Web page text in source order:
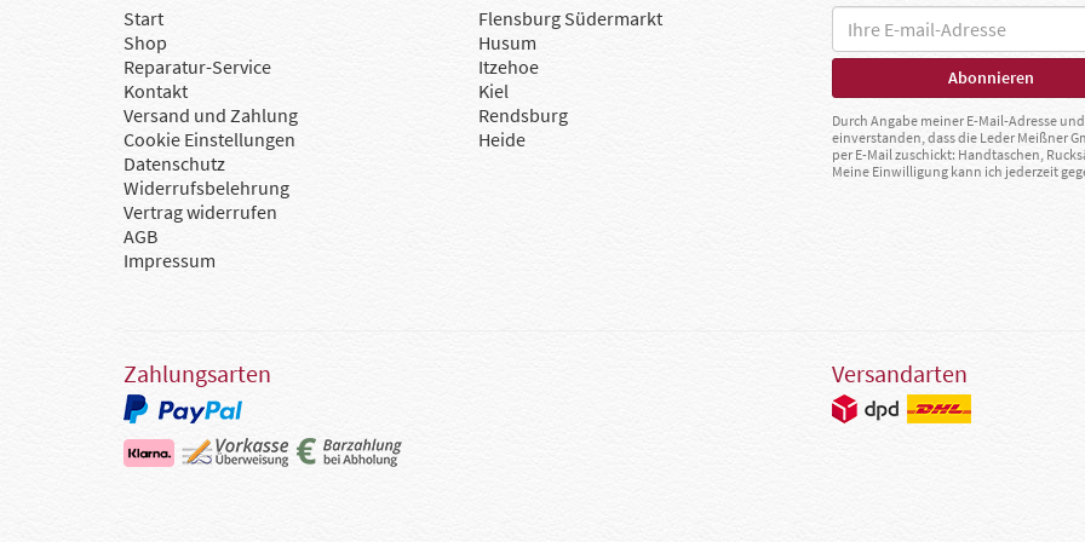
Start
Shop
Reparatur-Service
Kontakt
Versand und Zahlung
Cookie Einstellungen
Datenschutz
Widerrufsbelehrung
Vertrag widerrufen
AGB
Impressum
Flensburg Südermarkt
Husum
Itzehoe
Kiel
Rendsburg
Heide
Durch Angabe meiner E-Mail-Adresse
einverstanden, dass die Leder Meißner
per E-Mail zuschickt: Handtaschen,
Meine Einwilligung kann ich jederzeit
Zahlungsarten Versandarten